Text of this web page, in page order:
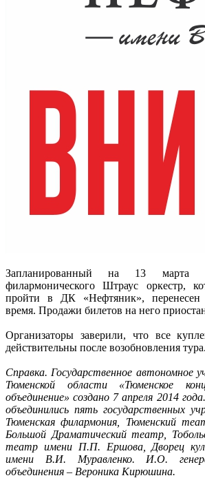
Запланированный на 13 марта
филармонического Штраус оркестр,
пройти в ДК «Нефтяник», перенесен
время. Продажи билетов на него
Организаторы заверили, что все
действительны после возобновления тура.
Справка. Государственное автономное
Тюменской области «Тюменское
объединение» создано 7 апреля 2014
объединились пять государственных
Тюменская филармония, Тюменский
Большой Драматический театр,
театр имени П.П. Ершова, Дворец
имени В.И. Муравленко. И.О.
объединения – Вероника Кирюшина.